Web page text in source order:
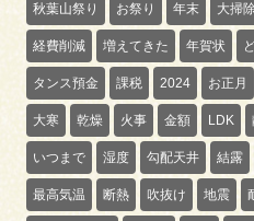
秋葉山祭り お祭り 年末 大掃
経費削減 増えてきた 年賀状
タンス預金 課税 2024 お正月
大寒 乾燥 火事 金額 LDK
いつまで 湿度 勾配天井 結露
最高気温 断熱 吹抜け 地震